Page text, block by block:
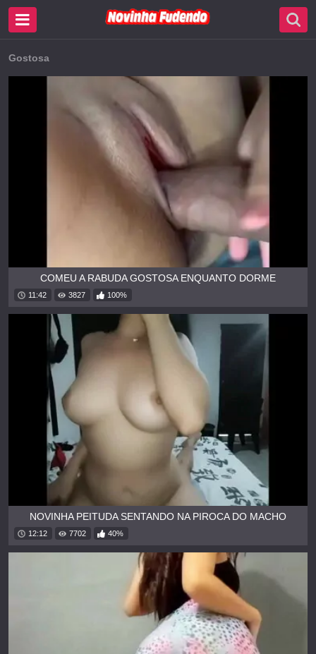
Gostosa
COMEU A RABUDA GOSTOSA ENQUANTO DORME
11:42 3827 100%
NOVINHA PEITUDA SENTANDO NA PIROCA DO MACHO
12:12 7702 40%